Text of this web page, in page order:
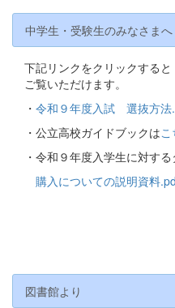
中学生・受験生のみなさまへ
下記リンクをクリックすると
ご覧いただけます。
・ 令和９年度入試 選抜方法
・公立高校ガイドブックはこ
・令和９年度入学生に対す
購入についての説明資料
図書館より